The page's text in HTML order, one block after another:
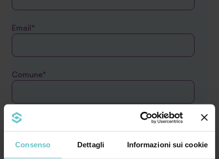
Consenso Dettagli Informazioni sui cookie
Email*
Comune*
Telefono*